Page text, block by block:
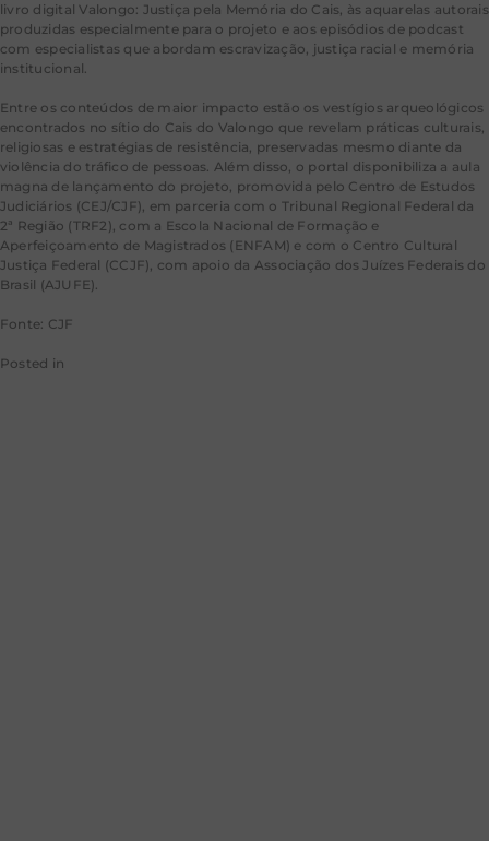
livro digital Valongo: Justiça pela Memória do Cais, às aquarelas autorais
produzidas especialmente para o projeto e aos episódios de podcast
com especialistas que abordam escravização, justiça racial e memória
institucional.
Entre os conteúdos de maior impacto estão os vestígios arqueológicos
encontrados no sítio do Cais do Valongo que revelam práticas culturais,
religiosas e estratégias de resistência, preservadas mesmo diante da
violência do tráfico de pessoas. Além disso, o portal disponibiliza a aula
magna de lançamento do projeto, promovida pelo Centro de Estudos
Judiciários (CEJ/CJF), em parceria com o Tribunal Regional Federal da
2ª Região (TRF2), com a Escola Nacional de Formação e
Aperfeiçoamento de Magistrados (ENFAM) e com o Centro Cultural
Justiça Federal (CCJF), com apoio da Associação dos Juízes Federais do
Brasil (AJUFE).
Fonte: CJF
Posted in